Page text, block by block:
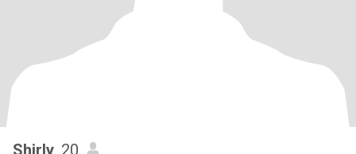
Shirly, 20